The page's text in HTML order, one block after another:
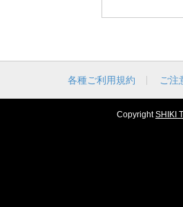
各種ご利用規約 ご注
CopyrightSHIKI